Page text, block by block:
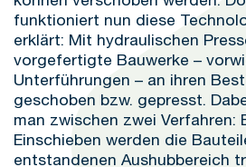
funktioniert nun diese
erklärt: Mit hydraulischen
vorgefertigte Bauwerke –
Unterführungen – an ihren
geschoben bzw. gepresst.
man zwischen zwei Verfahren:
Einschieben werden die
entstandenen Aushubbereich